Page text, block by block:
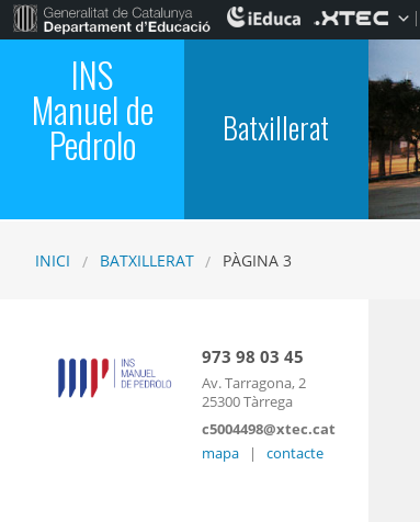
INS
Manuel de
Pedrolo Batxillerat
INICI BATXILLERAT PÀGINA 3
973 98 03 45
Av. Tarragona, 2
25300 Tàrrega
c5004498@xtec.cat
mapa
| contacte